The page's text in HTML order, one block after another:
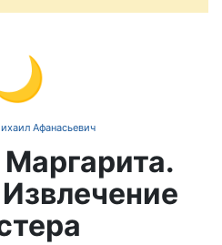
Афанасьевич